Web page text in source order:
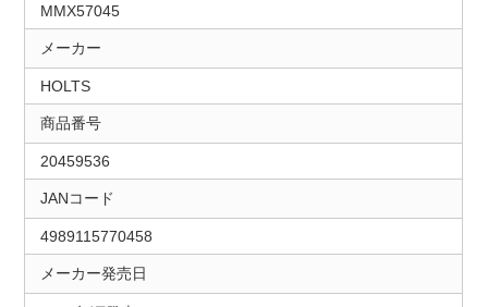
MMX57045
メーカー
HOLTS
商品番号
20459536
JANコード
4989115770458
メーカー発売日